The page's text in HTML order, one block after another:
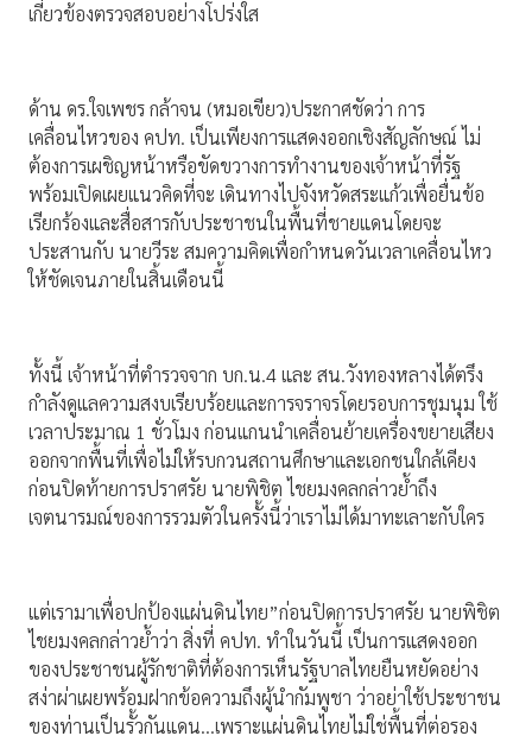
เกี่ยวข้องตรวจสอบอย่างโปร่งใส
ด้าน ดร.ใจเพชร กล้าจน (หมอเขียว)ประกาศชัดว่า การ
เคลื่อนไหวของ คปท. เป็นเพียงการแสดงออกเชิงสัญลักษณ์ ไม่
ต้องการเผชิญหน้าหรือขัดขวางการทำงานของเจ้าหน้าที่รัฐ
พร้อมเปิดเผยแนวคิดที่จะ เดินทางไปจังหวัดสระแก้วเพื่อยื่นข้อ
เรียกร้องและสื่อสารกับประชาชนในพื้นที่ชายแดนโดยจะ
ประสานกับ นายวีระ สมความคิดเพื่อกำหนดวันเวลาเคลื่อนไหว
ให้ชัดเจนภายในสิ้นเดือนนี้
ทั้งนี้ เจ้าหน้าที่ตำรวจจาก บก.น.4 และ สน.วังทองหลางได้ตรึง
กำลังดูแลความสงบเรียบร้อยและการจราจรโดยรอบการชุมนุม ใช้
เวลาประมาณ 1 ชั่วโมง ก่อนแกนนำเคลื่อนย้ายเครื่องขยายเสียง
ออกจากพื้นที่เพื่อไม่ให้รบกวนสถานศึกษาและเอกชนใกล้เคียง
ก่อนปิดท้ายการปราศรัย นายพิชิต ไชยมงคลกล่าวย้ำถึง
เจตนารมณ์ของการรวมตัวในครั้งนี้ว่าเราไม่ได้มาทะเลาะกับใคร
แต่เรามาเพื่อปกป้องแผ่นดินไทย”ก่อนปิดการปราศรัย นายพิชิต
ไชยมงคลกล่าวย้ำว่า สิ่งที่ คปท. ทำในวันนี้ เป็นการแสดงออก
ของประชาชนผู้รักชาติที่ต้องการเห็นรัฐบาลไทยยืนหยัดอย่าง
สง่าผ่าเผยพร้อมฝากข้อความถึงผู้นำกัมพูชา ว่าอย่าใช้ประชาชน
ของท่านเป็นรั้วกันแดน…เพราะแผ่นดินไทยไม่ใช่พื้นที่ต่อรอง